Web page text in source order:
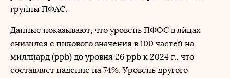
группы ПФАС.
Данные показывают, что уровень ПФОС в яйцах
снизился с пикового значения в 100 частей на
миллиард (ppb) до уровня 26 ppb к 2024 г., что
составляет падение на 74%. Уровень другого